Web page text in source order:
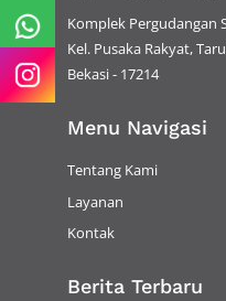
Komplek Pergudangan
Kel. Pusaka Rakyat,
Bekasi - 17214
Menu Navigasi
Tentang Kami
Layanan
Kontak
Berita Terbaru